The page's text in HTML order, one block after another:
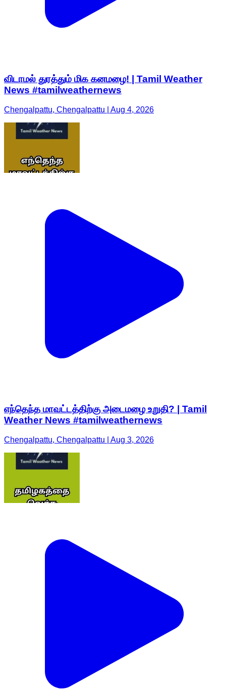
விடாமல் துரத்தும் மிக கனமழை! | Tamil Weather
News #tamilweathernews
Chengalpattu, Chengalpattu | Aug 4, 2026
எந்தெந்த மாவட்டத்திற்கு அடைமழை உறுதி? | Tamil
Weather News #tamilweathernews
Chengalpattu, Chengalpattu | Aug 3, 2026